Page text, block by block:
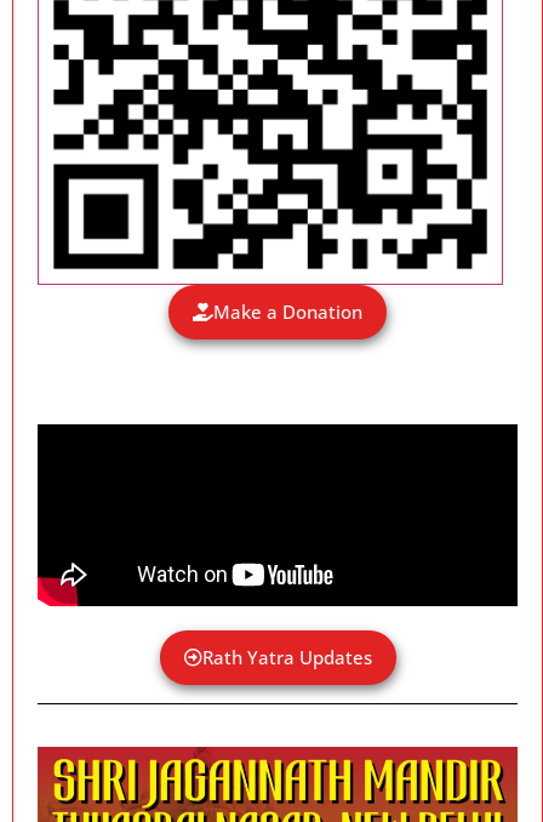
Make a Donation
Rath Yatra Updates